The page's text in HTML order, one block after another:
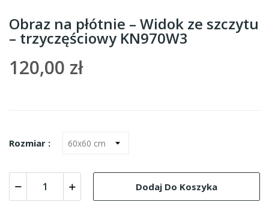
Obraz na płótnie – Widok ze szczytu
– trzyczęściowy KN970W3
120,00 zł
Rozmiar :
Dodaj Do Koszyka